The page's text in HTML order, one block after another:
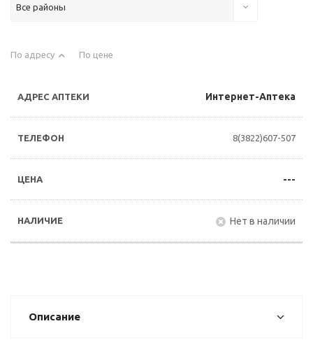
Все районы
По адресу По цене
Интернет-Аптека
8(3822)607-507
---
Нет в наличии
Описание